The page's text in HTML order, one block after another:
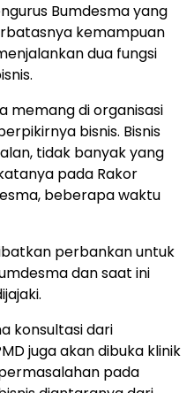
Bumdesma yang
kemampuan
dua fungsi
memang di organisasi
bisnis. Bisnis
tidak banyak yang
pada Rakor
beberapa waktu
perbankan untuk
dan saat ini
konsultasi dari
juga akan dibuka klinik
pada